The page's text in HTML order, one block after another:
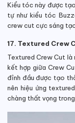
Kiểu tóc này được
tự như kiểu tóc
crew cut cực sáng
17. Textured Crew
Textured Crew Cut
kết hợp giữa Crew
đỉnh đầu được tạo
nên hiệu ứng
chàng thất vọng trong